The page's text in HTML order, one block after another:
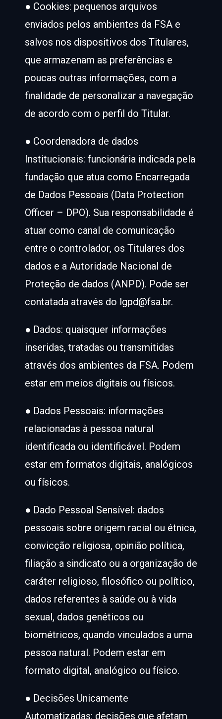
● Cookies: pequenos arquivos
enviados pelos ambientes da FSA e
salvos nos dispositivos dos Titulares,
que armazenam as preferências e
poucas outras informações, com a
finalidade de personalizar a navegação
de acordo com o perfil do Titular.
● Coordenadora de dados
Institucionais: funcionária indicada pela
fundação que atua como Encarregada
de Dados Pessoais (Data Protection
Officer – DPO). Sua responsabilidade é
atuar como canal de comunicação
entre o controlador, os Titulares dos
dados e a Autoridade Nacional de
Proteção de dados (ANPD). Pode ser
contatada através do lgpd@fsa.br.
● Dados: quaisquer informações
inseridas, tratadas ou transmitidas
através dos ambientes da FSA. Podem
estar em meios digitais ou físicos.
● Dados Pessoais: informações
relacionadas à pessoa natural
identificada ou identificável. Podem
estar em formatos digitais, analógicos
ou físicos.
● Dado Pessoal Sensível: dados
pessoais sobre origem racial ou étnica,
convicção religiosa, opinião política,
filiação a sindicato ou a organização de
caráter religioso, filosófico ou político,
dados referentes à saúde ou à vida
sexual, dados genéticos ou
biométricos, quando vinculados a uma
pessoa natural. Podem estar em
formato digital, analógico ou físico.
● Decisões Unicamente
Automatizadas: decisões que afetam